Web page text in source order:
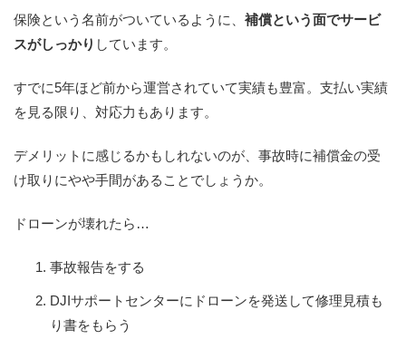
保険という名前がついているように、 補償という面でサービ
スがしっかり しています。
すでに5年ほど前から運営されていて実績も豊富。支払い実績
を見る限り、対応力もあります。
デメリットに感じるかもしれないのが、事故時に補償金の受
け取りにやや手間があることでしょうか。
ドローンが壊れたら…
事故報告をする
DJIサポートセンターにドローンを発送して修理見積も
り書をもらう